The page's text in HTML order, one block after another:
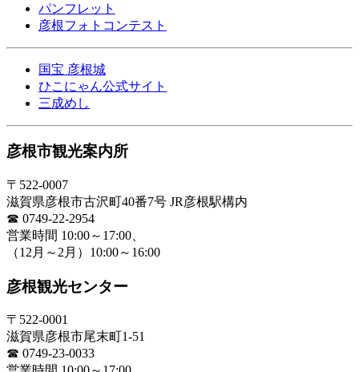
パンフレット
彦根フォトコンテスト
国宝 彦根城
ひこにゃん公式サイト
三成めし
彦根市観光案内所
〒522-0007
滋賀県彦根市古沢町40番7号 JR彦根駅構内
☎ 0749-22-2954
営業時間 10:00～17:00、
（12月～2月）10:00～16:00
彦根観光センター
〒522-0001
滋賀県彦根市尾末町1-51
☎ 0749-23-0033